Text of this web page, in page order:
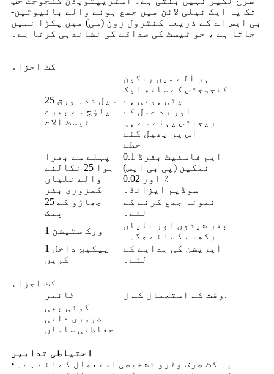
تک یہ ایک نیلی لائن میں جمع ہونے والے بائیوٹین-
بی ایس اے کے ذریعہ کنٹرول زون (سی) میں پکڑا نہیں
جاتا ہے ، جو ٹیسٹ کی صداقت کی نشاندہی کرتا ہے۔
کٹ اجزاء
25 سیل شدہ ورق
پاؤچ سے بھرے
ٹیسٹ آلات
ہر آلے میں رنگین
کنجوجٹس کے ساتھ ایک
پٹی ہوتی ہے
اور رد عمل کے
ریجنٹس پہلے سے ہی
اس پر پھیل گئے
خطے
پہلے سے بھرا
ہوا 25 نکالنے
والے نلیاں
کمزوری بفر
0.1 ایم فاسفیٹ بفرڈ
نمکین (پی بی ایس)
اور 0.02 ٪
سوڈیم ایزائڈ۔
جھاڑو کے 25
پیک
نمونہ جمع کرنے کے
لئے۔
1 ورک سٹیشن
بفر شیشوں اور نلیاں
رکھنے کے لئے جگہ۔
1 پیکیج داخل
کریں
آپریشن کی ہدایت کے
لئے۔
کٹ اجزاء
ٹائمر
وقت کے استعمال کے ل.
کوئی بھی
ضروری ذاتی
حفاظتی سامان
احتیاطی تدابیر
• یہ کٹ صرف وٹرو تشخیصی استعمال کے لئے ہے۔